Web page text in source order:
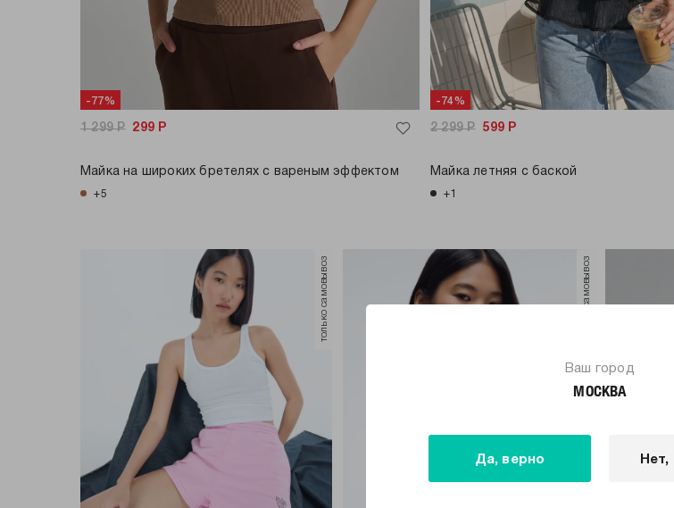
Ваш город
МОСКВА
Да, верно Нет,
-77%
1 299Р 299 Р
Майка на широких бретелях с вареным эффектом
+5
-74%
2 299Р 599 Р
Майка летняя с баской
+1
только самовывоз только самовывоз